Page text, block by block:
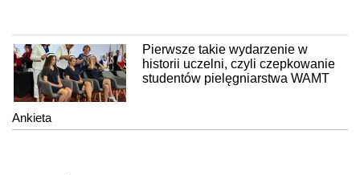
Pierwsze takie wydarzenie w
historii uczelni, czyli czepkowanie
studentów pielęgniarstwa WAMT
Ankieta